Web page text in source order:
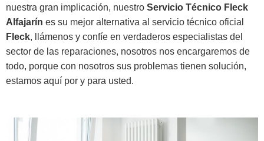
nuestra gran implicación, nuestro Servicio Técnico Fleck
Alfajarín es su mejor alternativa al servicio técnico oficial
Fleck, llámenos y confíe en verdaderos especialistas del
sector de las reparaciones, nosotros nos encargaremos de
todo, porque con nosotros sus problemas tienen solución,
estamos aquí por y para usted.